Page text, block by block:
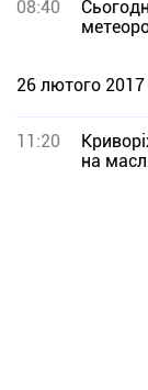
08:40
26 лютого 2017
11:20
на